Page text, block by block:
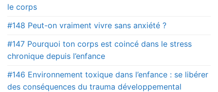
le corps
#148 Peut-on vraiment vivre sans anxiété ?
#147 Pourquoi ton corps est coincé dans le stress
chronique depuis l’enfance
#146 Environnement toxique dans l’enfance : se libérer
des conséquences du trauma développemental